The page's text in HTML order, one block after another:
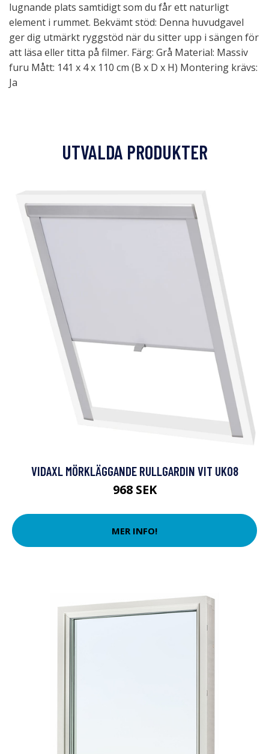
lugnande plats samtidigt som du får ett naturligt
element i rummet. Bekvämt stöd: Denna huvudgavel
ger dig utmärkt ryggstöd när du sitter upp i sängen för
att läsa eller titta på filmer. Färg: Grå Material: Massiv
furu Mått: 141 x 4 x 110 cm (B x D x H) Montering krävs:
Ja
UTVALDA PRODUKTER
VIDAXL MÖRKLÄGGANDE RULLGARDIN VIT UK08
968 SEK
MER INFO!